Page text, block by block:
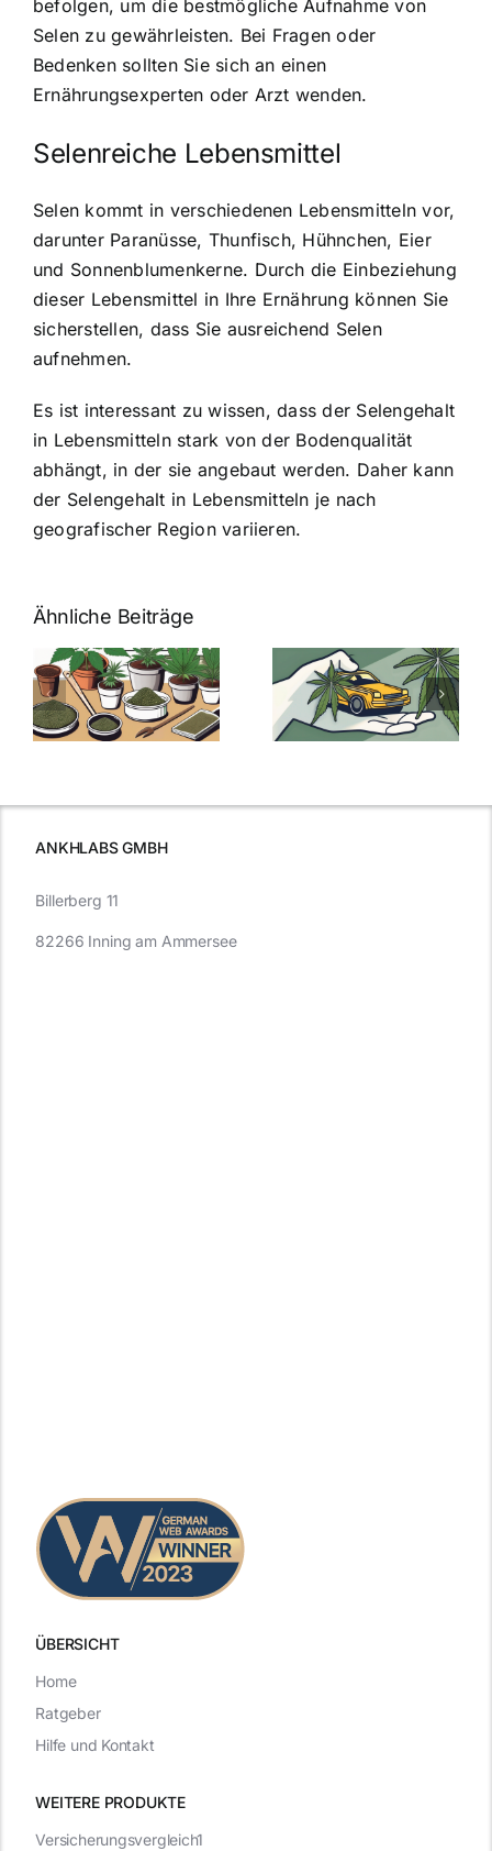
befolgen, um die bestmögliche Aufnahme von
Selen zu gewährleisten. Bei Fragen oder
Bedenken sollten Sie sich an einen
Ernährungsexperten oder Arzt wenden.
Selenreiche Lebensmittel
Selen kommt in verschiedenen Lebensmitteln vor,
darunter Paranüsse, Thunfisch, Hühnchen, Eier
und Sonnenblumenkerne. Durch die Einbeziehung
dieser Lebensmittel in Ihre Ernährung können Sie
sicherstellen, dass Sie ausreichend Selen
aufnehmen.
Es ist interessant zu wissen, dass der Selengehalt
in Lebensmitteln stark von der Bodenqualität
abhängt, in der sie angebaut werden. Daher kann
der Selengehalt in Lebensmitteln je nach
geografischer Region variieren.
Ähnliche Beiträge
Neue THC-
Grenzwert-
Regelung:
Was Sie über
Cannabis und
müssen
Cannabis
Samen
kaufen: Alles
was Sie
ANKHLABS GMBH
ÜBERSICHT
WEITERE PRODUKTE
Billerberg 11
82266 Inning am Ammersee
Versicherungsvergleich1
Home
Ratgeber
Hilfe und Kontakt